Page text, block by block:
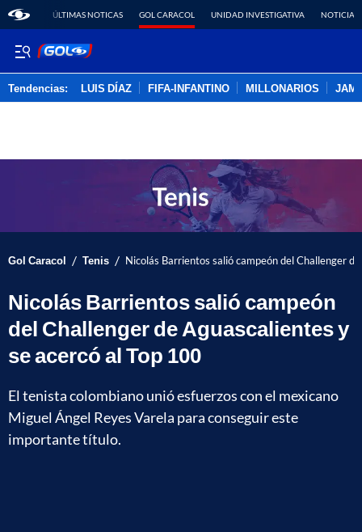
ÚLTIMAS NOTICAS GOL CARACOL UNIDAD INVESTIGATIVA NOTICIAS
Tendencias: LUIS DÍAZ FIFA-INFANTINO MILLONARIOS
Gol Caracol / Tenis / Nicolás Barrientos salió campeón del Challenger
Nicolás Barrientos salió campeón
del Challenger de Aguascalientes y
se acercó al Top 100
El tenista colombiano unió esfuerzos con el mexicano
Miguel Ángel Reyes Varela para conseguir este
importante título.